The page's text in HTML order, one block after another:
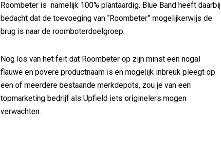
Roombeter is namelijk 100% plantaardig. Blue Band heeft daarbij
bedacht dat de toevoeging van “Roombeter” mogelijkerwijs de
brug is naar de roomboterdoelgroep.
Nog los van het feit dat Roombeter op zijn minst een nogal
flauwe en povere productnaam is en mogelijk inbreuk pleegt op
een of meerdere bestaande merkdepots, zou je van een
topmarketing bedrijf als Upfield iets originelers mogen
verwachten.